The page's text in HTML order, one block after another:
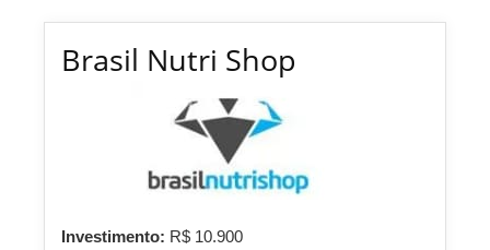
Brasil Nutri Shop
Investimento: R$ 10.900